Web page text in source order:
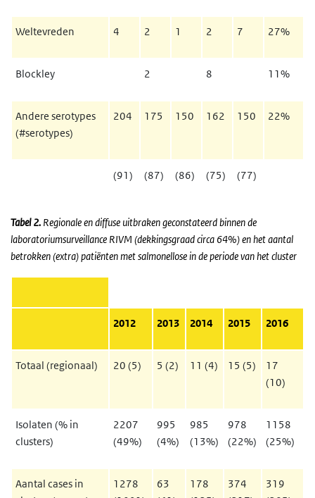
Weltevreden 4 2 1 2 7 27%
Blockley 2 8 11%
Andere serotypes
(#serotypes)
204 175 150 162 150 22%
(91) (87) (86) (75) (77)
Tabel 2. Regionale en diffuse uitbraken geconstateerd binnen de
laboratoriumsurveillance RIVM (dekkingsgraad circa 64%) en het aantal
betrokken (extra) patiënten met salmonellose in de periode van het cluster
2012 2013 2014 2015 2016
Totaal (regionaal) 20 (5) 5 (2) 11 (4) 15 (5)
17
(10)
Isolaten (% in
clusters)
2207
(49%)
995
(4%)
985
(13%)
978
(22%)
1158
(25%)
Aantal cases in
1278
63
178
374
319